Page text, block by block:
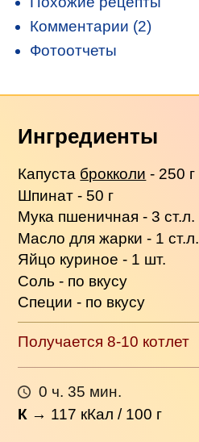
Комментарии (2)
Фотоотчеты
Ингредиенты
Капуста брокколи - 250 г
Шпинат - 50 г
Мука пшеничная - 3 ст.л.
Масло для жарки - 1 ст.л.
Яйцо куриное - 1 шт.
Соль - по вкусу
Специи - по вкусу
Получается 8-10 котлет
0 ч. 35 мин.
К → 117 кКал / 100 г